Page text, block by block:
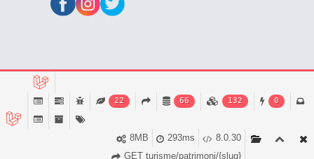
22 66 132 0
8.0.30
293ms
8MB
GET turisme/patrimoni/{slug}